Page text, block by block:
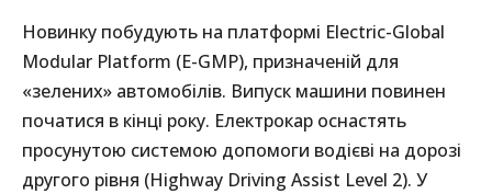
Новинку побудують на платформі Electric-Global
Modular Platform (E-GMP), призначеній для
«зелених» автомобілів. Випуск машини повинен
початися в кінці року. Електрокар оснастять
просунутою системою допомоги водієві на дорозі
другого рівня (Highway Driving Assist Level 2). У